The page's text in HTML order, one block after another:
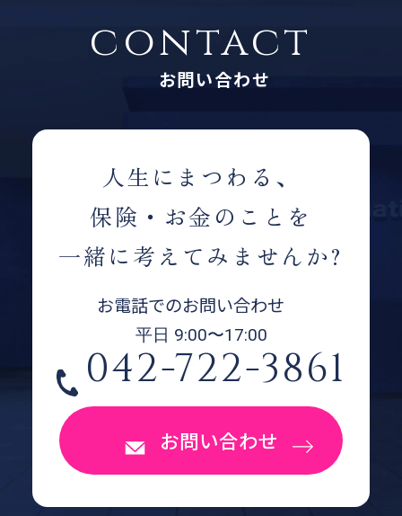
contact
お問い合わせ
人生にまつわる、
保険・お金のことを
一緒に考えてみませんか?
お電話でのお問い合わせ
平日 9:00〜17:00
042-722-3861
お問い合わせ